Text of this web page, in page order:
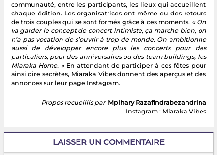
communauté, entre les participants, les lieux qui accueillent
chaque édition. Les organisatrices ont même eu des retours
de trois couples qui se sont formés grâce à ces moments. « On
va garder le concept de concert intimiste, ça marche bien, on
n’a pas vocation de s’ouvrir à trop de monde. On ambitionne
aussi de développer encore plus les concerts pour des
particuliers, pour des anniversaires ou des team buildings, les
Miaraka Home. »En attendant de participer à ces fêtes pour
ainsi dire secrètes, Miaraka Vibes donnent des aperçus et des
annonces sur leur page Instagram.
Propos recueillis par Mpihary Razafindrabezandrina
Instagram : Miaraka Vibes
LAISSER UN COMMENTAIRE